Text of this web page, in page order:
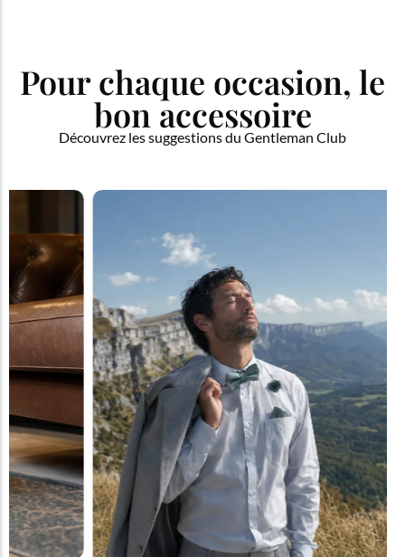
Pour chaque occasion, le
bon accessoire
Découvrez les suggestions du Gentleman Club